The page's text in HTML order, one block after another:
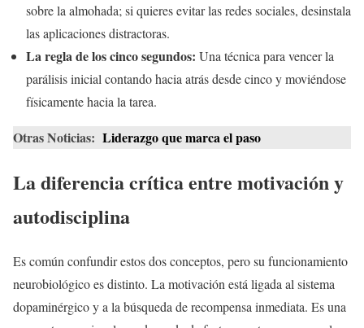
sobre la almohada; si quieres evitar las redes sociales, desinstala
las aplicaciones distractoras.
La regla de los cinco segundos: Una técnica para vencer la
parálisis inicial contando hacia atrás desde cinco y moviéndose
físicamente hacia la tarea.
Otras Noticias: Liderazgo que marca el paso
La diferencia crítica entre motivación y
autodisciplina
Es común confundir estos dos conceptos, pero su funcionamiento
neurobiológico es distinto. La motivación está ligada al sistema
dopaminérgico y a la búsqueda de recompensa inmediata. Es una